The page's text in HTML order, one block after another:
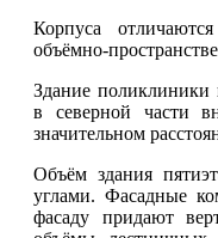
Корпуса
объёмно-
Здание поликлиники
в северной части
значительном
Объём здания
углами. Фасадные
фасаду придают